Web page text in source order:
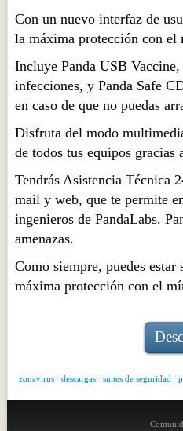
Con un nuevo interfaz de
la máxima protección con
Incluye Panda USB
infecciones, y Panda Safe
en caso de que no puedas
Disfruta del modo
de todos tus equipos gracias
Tendrás Asistencia Técnica
mail y web, que te permite
ingenieros de PandaLabs.
amenazas.
Como siempre, puedes
máxima protección con el
zonavirus / descargas / suites de seguridad /